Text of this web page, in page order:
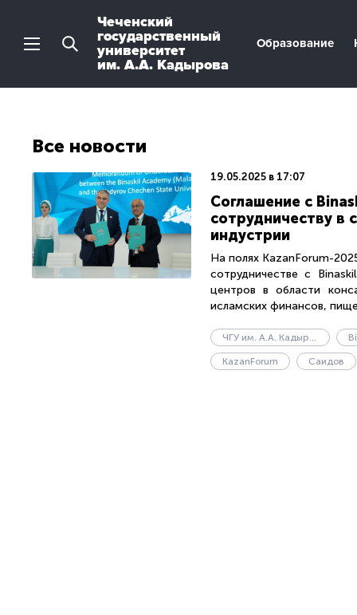
Чеченский
государственный
университет
им. А.А. Кадырова
Образование
Все новости
19.05.2025 в 17:07
Соглашение с
сотрудничеству в
индустрии
На полях KazanForum-
сотрудничестве с
центров в области
исламских финансов,
ЧГУ им. А.А. Кадырова
KazanForum Саидов